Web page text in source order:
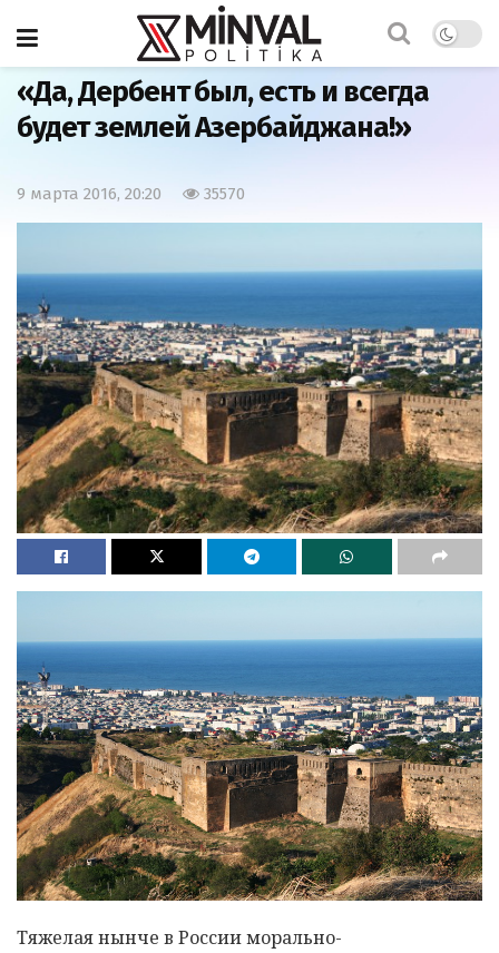
Главная Азербайджан
«Да, Дербент был, есть и всегда
будет землей Азербайджана!»
9 марта 2016, 20:20 35570
Тяжелая нынче в России морально-